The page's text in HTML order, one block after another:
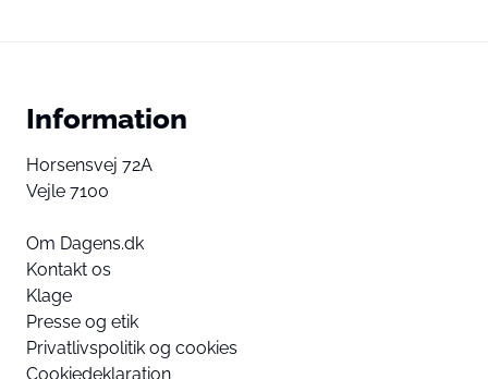
Information
Horsensvej 72A
Vejle 7100
Om Dagens.dk
Kontakt os
Klage
Presse og etik
Privatlivspolitik og cookies
Cookiedeklaration